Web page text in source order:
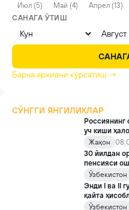
Июл (5)
Май (4) Апрел (13)
САНАГА ЎТИШ
Барча архивни кўрсатиш →
СЎНГГИ ЯНГИЛИКЛАР
Россиянинг
уч киши
Жаҳон
30 йилдан
пенсияси
Ўзбекистон
Энди I ва II
қайта
Ўзбекистон